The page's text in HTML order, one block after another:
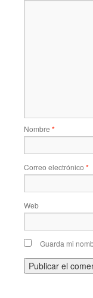
Nombre *
Correo electrónico *
Web
Guarda mi